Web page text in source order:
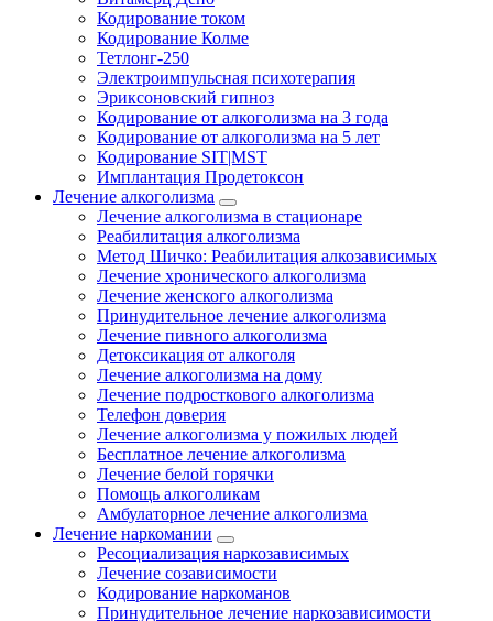
Кодирование током
Кодирование Колме
Тетлонг-250
Электроимпульсная психотерапия
Эриксоновский гипноз
Кодирование от алкоголизма на 3 года
Кодирование от алкоголизма на 5 лет
Кодирование SIT|MST
Имплантация Продетоксон
Лечение алкоголизма
Лечение алкоголизма в стационаре
Реабилитация алкоголизма
Метод Шичко: Реабилитация алкозависимых
Лечение хронического алкоголизма
Лечение женского алкоголизма
Принудительное лечение алкоголизма
Лечение пивного алкоголизма
Детоксикация от алкоголя
Лечение алкоголизма на дому
Лечение подросткового алкоголизма
Телефон доверия
Лечение алкоголизма у пожилых людей
Бесплатное лечение алкоголизма
Лечение белой горячки
Помощь алкоголикам
Амбулаторное лечение алкоголизма
Лечение наркомании
Ресоциализация наркозависимых
Лечение созависимости
Кодирование наркоманов
Принудительное лечение наркозависимости